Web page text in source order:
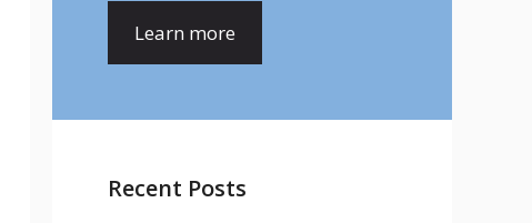
Learn more
Recent Posts